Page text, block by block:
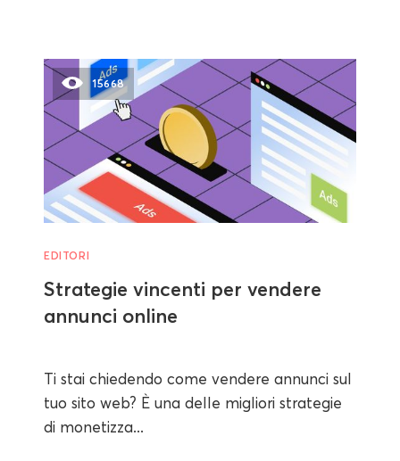
15668
EDITORI
Strategie vincenti per vendere
annunci online
Ti stai chiedendo come vendere annunci sul
tuo sito web? È una delle migliori strategie
di monetizza...